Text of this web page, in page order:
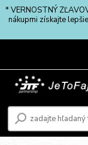
* VERNOSTNÝ
nákupmi získajte